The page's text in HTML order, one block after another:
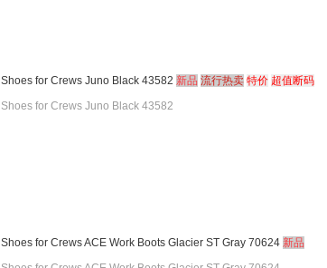
Shoes for Crews Juno Black 43582 新品 流行热卖 特价 超值断码
Shoes for Crews Juno Black 43582
Shoes for Crews ACE Work Boots Glacier ST Gray 70624 新品